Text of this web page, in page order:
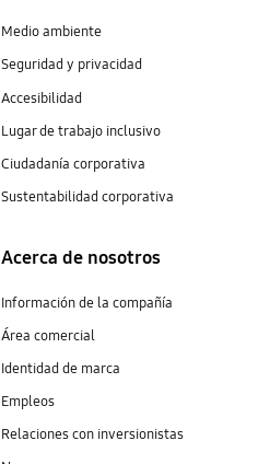
Medio ambiente
Seguridad y privacidad
Accesibilidad
Lugar de trabajo inclusivo
Ciudadanía corporativa
Sustentabilidad corporativa
Acerca de nosotros
Información de la compañía
Área comercial
Identidad de marca
Empleos
Relaciones con inversionistas